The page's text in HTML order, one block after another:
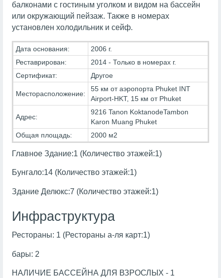
балконами с гостиным уголком и видом на бассейн
или окружающий пейзаж. Также в номерах
установлен холодильник и сейф.
Дата основания:
2006 г.
Реставрирован:
2014 - Только в номерах г.
Сертификат:
Другое
Месторасположение:
55 км от аэропорта Phuket INT
Airport-HKT, 15 км от Phuket
Адрес:
9216 Tanon KoktanodeTambon
Karon Muang Phuket
Общая площадь:
2000 м2
Главное Здание:1 (Количество этажей:1)
Бунгало:14 (Количество этажей:1)
Здание Делюкс:7 (Количество этажей:1)
Инфраструктура
Рестораны: 1 (Рестораны а-ля карт:1)
бары: 2
НАЛИЧИЕ БАССЕЙНА ДЛЯ ВЗРОСЛЫХ - 1